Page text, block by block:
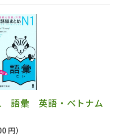
語彙 英語・ベトナム
円）